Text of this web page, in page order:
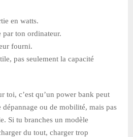
en watts.
par ton ordinateur.
fourni.
pas seulement la capacité
toi, c’est qu’un power bank peut
ou de mobilité, mais pas
Si tu branches un modèle
du tout, charger trop